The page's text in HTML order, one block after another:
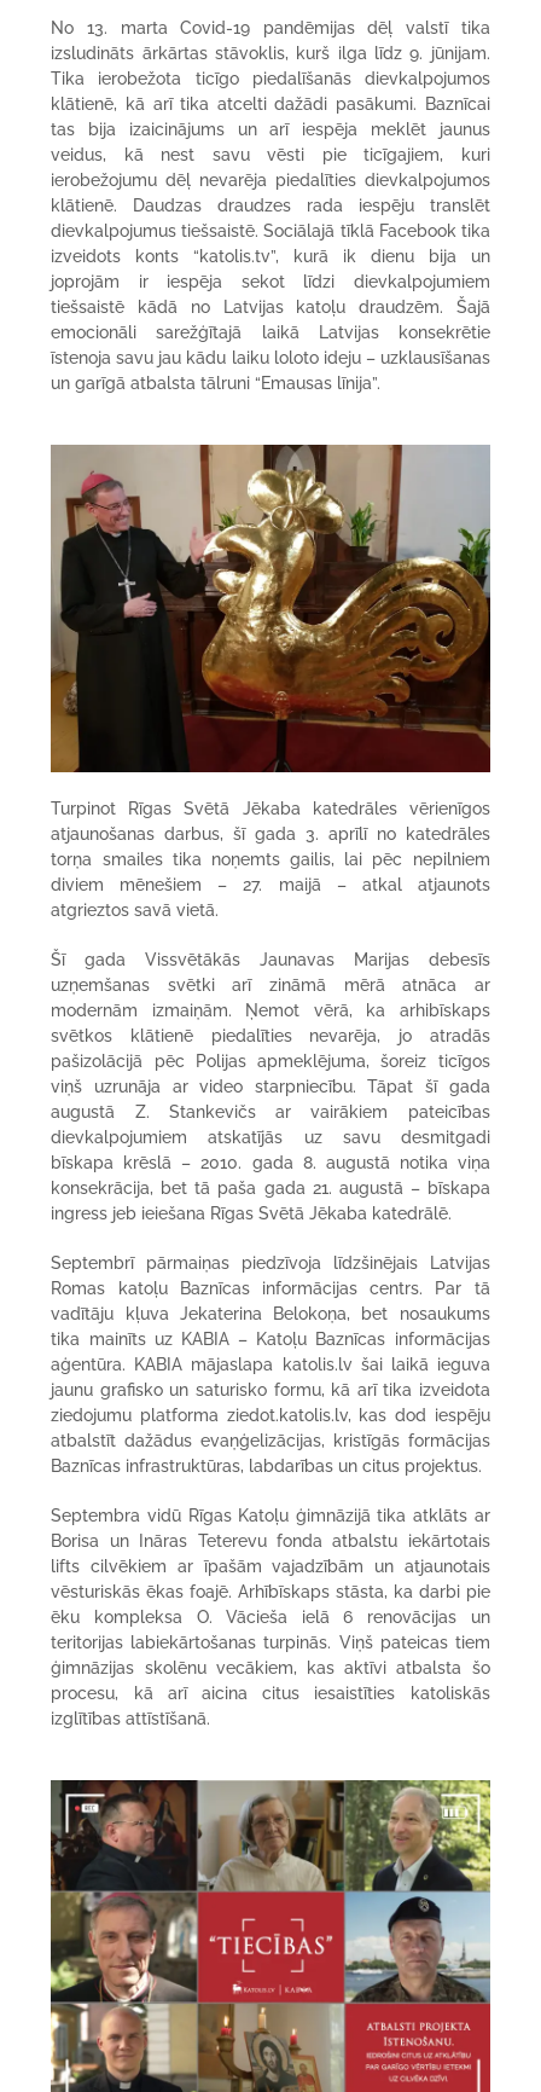
No 13. marta Covid-19 pandēmijas dēļ valstī tika
izsludināts ārkārtas stāvoklis, kurš ilga līdz 9. jūnijam.
Tika ierobežota ticīgo piedalīšanās dievkalpojumos
klātienē, kā arī tika atcelti dažādi pasākumi. Baznīcai
tas bija izaicinājums un arī iespēja meklēt jaunus
veidus, kā nest savu vēsti pie ticīgajiem, kuri
ierobežojumu dēļ nevarēja piedalīties dievkalpojumos
klātienē. Daudzas draudzes rada iespēju translēt
dievkalpojumus tiešsaistē. Sociālajā tīklā Facebook tika
izveidots konts “katolis.tv”, kurā ik dienu bija un
joprojām ir iespēja sekot līdzi dievkalpojumiem
tiešsaistē kādā no Latvijas katoļu draudzēm. Šajā
emocionāli sarežģītajā laikā Latvijas konsekrētie
īstenoja savu jau kādu laiku loloto ideju – uzklausīšanas
un garīgā atbalsta tālruni “Emausas līnija”.
Turpinot Rīgas Svētā Jēkaba katedrāles vērienīgos
atjaunošanas darbus, šī gada 3. aprīlī no katedrāles
torņa smailes tika noņemts gailis, lai pēc nepilniem
diviem mēnešiem – 27. maijā – atkal atjaunots
atgrieztos savā vietā.
Šī gada Vissvētākās Jaunavas Marijas debesīs
uzņemšanas svētki arī zināmā mērā atnāca ar
modernām izmaiņām. Ņemot vērā, ka arhibīskaps
svētkos klātienē piedalīties nevarēja, jo atradās
pašizolācijā pēc Polijas apmeklējuma, šoreiz ticīgos
viņš uzrunāja ar video starpniecību. Tāpat šī gada
augustā Z. Stankevičs ar vairākiem pateicības
dievkalpojumiem atskatījās uz savu desmitgadi
bīskapa krēslā – 2010. gada 8. augustā notika viņa
konsekrācija, bet tā paša gada 21. augustā – bīskapa
ingress jeb ieiešana Rīgas Svētā Jēkaba katedrālē.
Septembrī pārmaiņas piedzīvoja līdzšinējais Latvijas
Romas katoļu Baznīcas informācijas centrs. Par tā
vadītāju kļuva Jekaterina Belokoņa, bet nosaukums
tika mainīts uz KABIA – Katoļu Baznīcas informācijas
aģentūra. KABIA mājaslapa katolis.lv šai laikā ieguva
jaunu grafisko un saturisko formu, kā arī tika izveidota
ziedojumu platforma ziedot.katolis.lv, kas dod iespēju
atbalstīt dažādus evaņģelizācijas, kristīgās formācijas
Baznīcas infrastruktūras, labdarības un citus projektus.
Septembra vidū Rīgas Katoļu ģimnāzijā tika atklāts ar
Borisa un Ināras Teterevu fonda atbalstu iekārtotais
lifts cilvēkiem ar īpašām vajadzībām un atjaunotais
vēsturiskās ēkas foajē. Arhībīskaps stāsta, ka darbi pie
ēku kompleksa O. Vācieša ielā 6 renovācijas un
teritorijas labiekārtošanas turpinās. Viņš pateicas tiem
ģimnāzijas skolēnu vecākiem, kas aktīvi atbalsta šo
procesu, kā arī aicina citus iesaistīties katoliskās
izglītības attīstīšanā.